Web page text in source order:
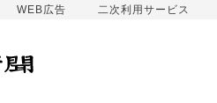
WEB広告 二次利用サービス